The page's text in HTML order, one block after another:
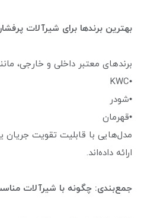
بهترین برندها برای شیرآلات پرفشار
برندهای معتبر داخلی و خارجی،
•KWC
•شودر
•قهرمان
مدل‌هایی با قابلیت تقویت جریان
ارائه داده‌اند.
جمع‌بندی: چگونه با شیرآلات